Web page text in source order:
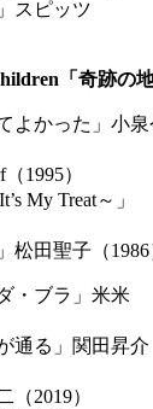
スピッツ
「奇跡の地
よかった」小泉
」trf
My Treat～」
）
田聖子（1986
・ブラ」米米
通る」関田昇介
二（2019）